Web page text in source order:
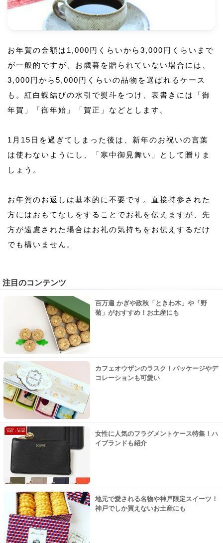
お年賀の金額は1,000円くらいから3,000円くらいまで
が一般的ですが、お歳暮を贈られていない場合には、
3,000円から5,000円くらいの品物を選ばれるケース
も。紅白蝶結びの水引で熨斗をつけ、表書きには「御
年賀」「御年始」「賀正」などとします。
1月15日を過ぎてしまった後は、新年のお祝いの言葉
は使わないようにし、「寒中御見舞い」として贈りま
しょう。
お年賀のお返しは基本的に不要です。直接持参された
方にはおもてなしをすることでお礼を伝えますが、先
方が遠慮された場合はお礼の気持ちをお伝えするだけ
でも構いません。
注目のコンテンツ
百万遍 かぎや政秋「ときわ木」や「野
菊」がおすすめ！お土産にも
カフェオウザンのラスク！パッケージやデ
コレーションも可愛い
女性に人気のフラグメントケース特集！ハ
イブランドも紹介
地元で愛される名物や神戸限定スイーツ！
神戸でしか買えないお土産にも